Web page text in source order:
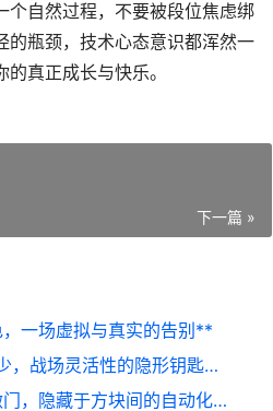
个自然过程，不要被段位焦虑绑
的瓶颈，技术心态意识都浑然一
真正成长与快乐。
下一篇 »
一场虚拟与真实的告别**
和平精英换装CD多少，战场灵活性的隐形钥匙，副标题，从秒数权衡到战术节奏的艺术
我的世界漏斗怎么做门，隐藏于方块间的自动化奥秘